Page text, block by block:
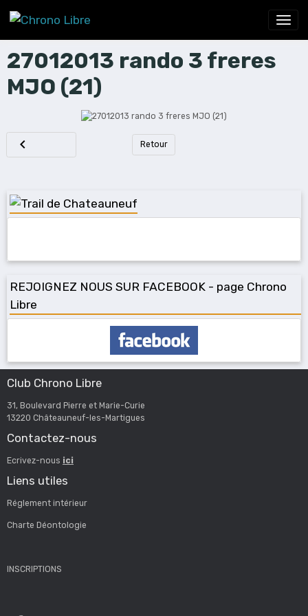
27012013 rando 3 freres
MJO (21)
Retour
REJOIGNEZ NOUS SUR FACEBOOK - page Chrono
Libre
Club Chrono Libre
31, Boulevard Pierre et Marie-Curie
13220 Châteauneuf-les-Martigues
Contactez-nous
Ecrivez-nous ici
Liens utiles
Réglement intérieur
Charte Déontologie
INSCRIPTIONS